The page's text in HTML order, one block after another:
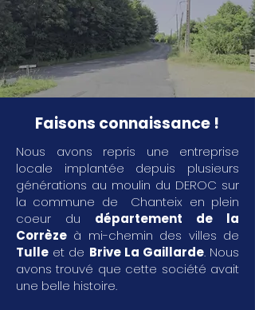
Faisons connaissance !
Nous avons repris une entreprise
locale implantée depuis plusieurs
générations au moulin du DEROC sur
la commune de Chanteix en plein
coeur du département de la
Corrèze à mi-chemin des villes de
Tulle et de Brive La Gaillarde. Nous
avons trouvé que cette société avait
une belle histoire.